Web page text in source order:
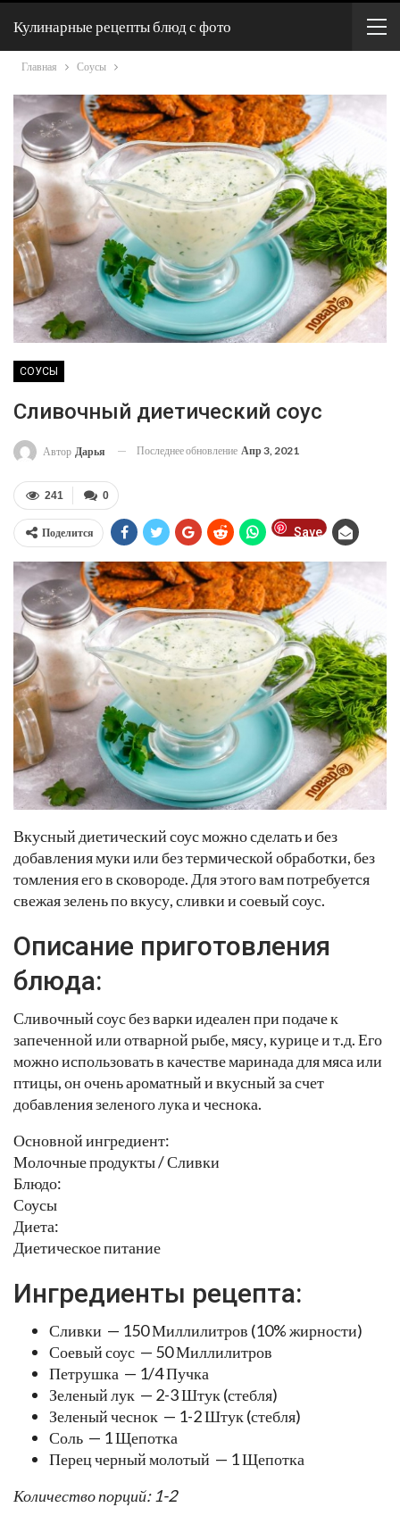
Кулинарные рецепты блюд с фото
Главная Соусы
СОУСЫ
Сливочный диетический соус
Автор Дарья Последнее обновление Апр 3, 2021
0
241
Поделится Save
Вкусный диетический соус можно сделать и без
добавления муки или без термической обработки, без
томления его в сковороде. Для этого вам потребуется
свежая зелень по вкусу, сливки и соевый соус.
Описание приготовления
блюда:
Сливочный соус без варки идеален при подаче к
запеченной или отварной рыбе, мясу, курице и т.д. Его
можно использовать в качестве маринада для мяса или
птицы, он очень ароматный и вкусный за счет
добавления зеленого лука и чеснока.
Основной ингредиент:
Молочные продукты / Сливки
Блюдо:
Соусы
Диета:
Диетическое питание
Ингредиенты рецепта:
Сливки — 150 Миллилитров (10% жирности)
Соевый соус — 50 Миллилитров
Петрушка — 1/4 Пучка
Зеленый лук — 2-3 Штук (стебля)
Зеленый чеснок — 1-2 Штук (стебля)
Соль — 1 Щепотка
Перец черный молотый — 1 Щепотка
Количество порций: 1-2